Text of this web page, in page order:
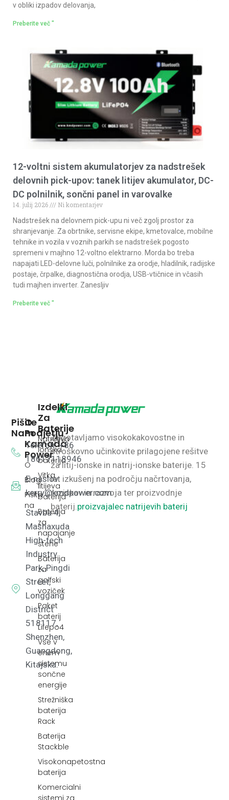
v obliki izpadov delovanja,
Preberite več "
12-voltni sistem akumulatorjev za nadstrešek
delovnih pick-upov: tanek litijev akumulator, DC-
DC polnilnik, sončni panel in varovalke
14. julij 2026
Ni komentarjev
Nadstrešek na delovnem pick-upu ni več zgolj prostor za
shranjevanje. Za obrtnike, servisne ekipe, kmetovalce, mobilne
tehnike in vozila v voznih parkih se nadstrešek pogosto
spremeni v majhno 12-voltno elektrarno. Morda bo treba
napajati LED-delovne luči, polnilnike za orodje, hladilnik, radijske
postaje, črpalke, diagnostična orodja, USB-vtičnice in včasih
tudi majhen inverter. Zanesljiv
Preberite več "
Zagotavljamo visokokakovostne in
stroškovno učinkovite prilagojene rešitve
za litij-ionske in natrij-ionske baterije. 15
let izkušenj na področju načrtovanja,
raziskav in razvoja ter proizvodnje
baterij.proizvajalec natrijevih baterij
Izdelki
Za
Baterije
Natrijeva
ionska
baterija
Vitka
litijeva
baterija
Baterija
za
napajanje
stene
Baterija
za
golfski
voziček
Paket
baterij
Lifepo4
Vse v
enem
sistemu
sončne
energije
Strežniška
baterija
Rack
Baterija
Stackble
Visokonapetostna
baterija
Komercialni
sistemi za
O
Podjetju
Kamada
Power
O
Blog
Pišite
na
Pišite
Nam
Telefon: +86
18617118946
E-naslov:
kerry@kmdpower.com
Stavba 4,
Mashaxuda
High-tech
Industry
Park, Pingdi
Street,
Longgang
District
518117,
Shenzhen,
Guangdong,
Kitajska.